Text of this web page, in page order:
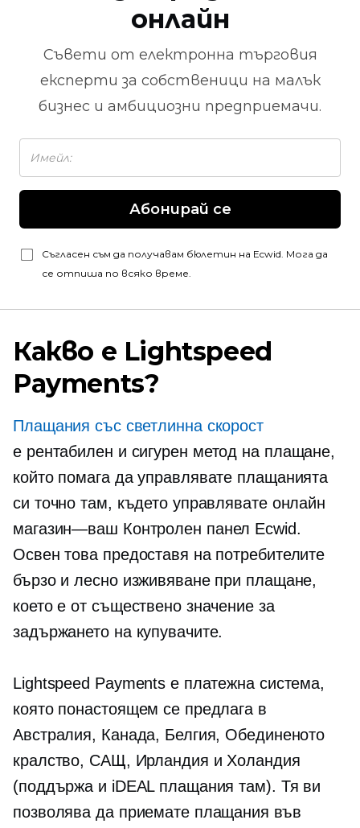
онлайн
Съвети от електронна търговия
експерти за собственици на малък
бизнес и амбициозни предприемачи.
Абонирай се
Съгласен съм да получавам бюлетин на Ecwid. Мога да
се отпиша по всяко време.
Какво е Lightspeed
Payments?
Плащания със светлинна скорост
е рентабилен и сигурен метод на плащане,
който помага да управлявате плащанията
си точно там, където управлявате онлайн
магазин—ваш Контролен панел Ecwid.
Освен това предоставя на потребителите
бързо и лесно изживяване при плащане,
което е от съществено значение за
задържането на купувачите.
Lightspeed Payments е платежна система,
която понастоящем се предлага в
Австралия, Канада, Белгия, Обединеното
кралство, САЩ, Ирландия и Холандия
(поддържа и iDEAL плащания там). Тя ви
позволява да приемате плащания във